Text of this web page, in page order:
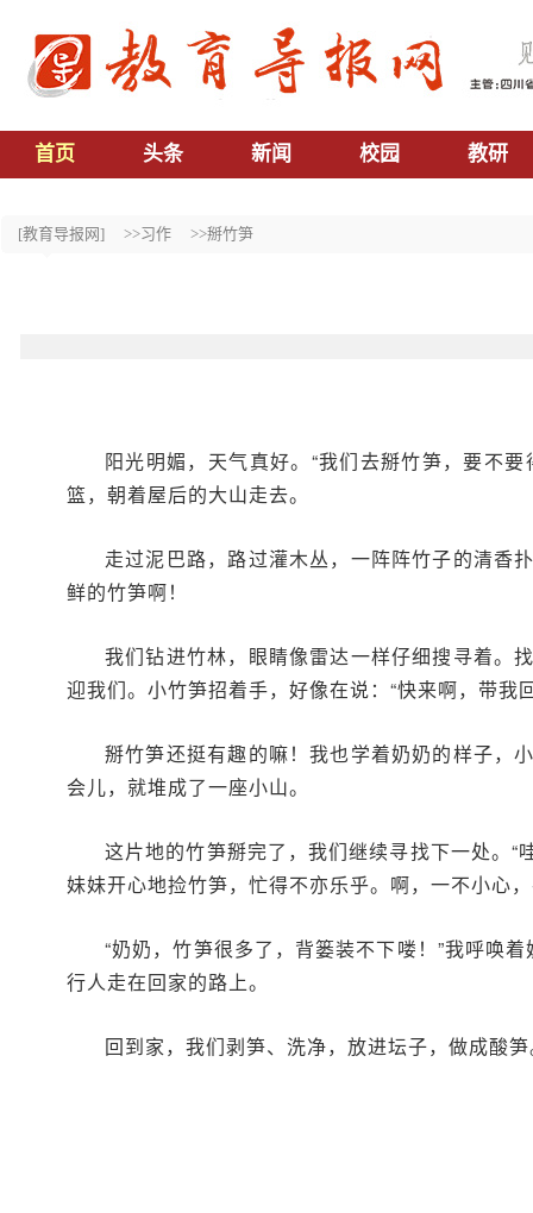
首页 头条 新闻 校园 教研
[教育导报网] >>习作 >>掰竹笋
阳光明媚，天气真好。“我们去掰竹笋，要不
篮，朝着屋后的大山走去。
走过泥巴路，路过灌木丛，一阵阵竹子的清香
鲜的竹笋啊！
我们钻进竹林，眼睛像雷达一样仔细搜寻着。
迎我们。小竹笋招着手，好像在说：“快来啊，带我
掰竹笋还挺有趣的嘛！我也学着奶奶的样子，
会儿，就堆成了一座小山。
这片地的竹笋掰完了，我们继续寻找下一处。“
妹妹开心地捡竹笋，忙得不亦乐乎。啊，一不小心
“奶奶，竹笋很多了，背篓装不下喽！”我呼唤
行人走在回家的路上。
回到家，我们剥笋、洗净，放进坛子，做成酸